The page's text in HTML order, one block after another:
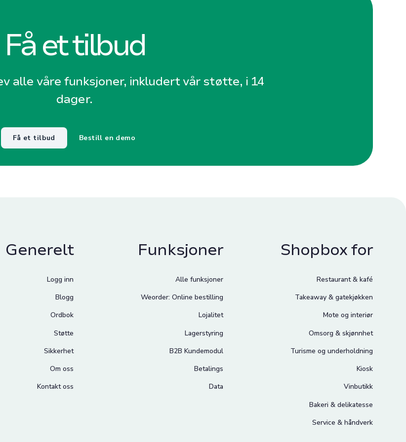
Få et tilbud
alle våre funksjoner, inkludert vår støtte, i 14
dager.
Få et tilbud Bestill en demo
Generelt
Logg inn
Blogg
Ordbok
Støtte
Sikkerhet
Om oss
Kontakt oss
Funksjoner
Alle funksjoner
Weorder: Online bestilling
Lojalitet
Lagerstyring
B2B Kundemodul
Betalings
Data
Shopbox for
Restaurant & kafé
Takeaway & gatekjøkken
Mote og interiør
Omsorg & skjønnhet
Turisme og underholdning
Kiosk
Vinbutikk
Bakeri & delikatesse
Service & håndverk